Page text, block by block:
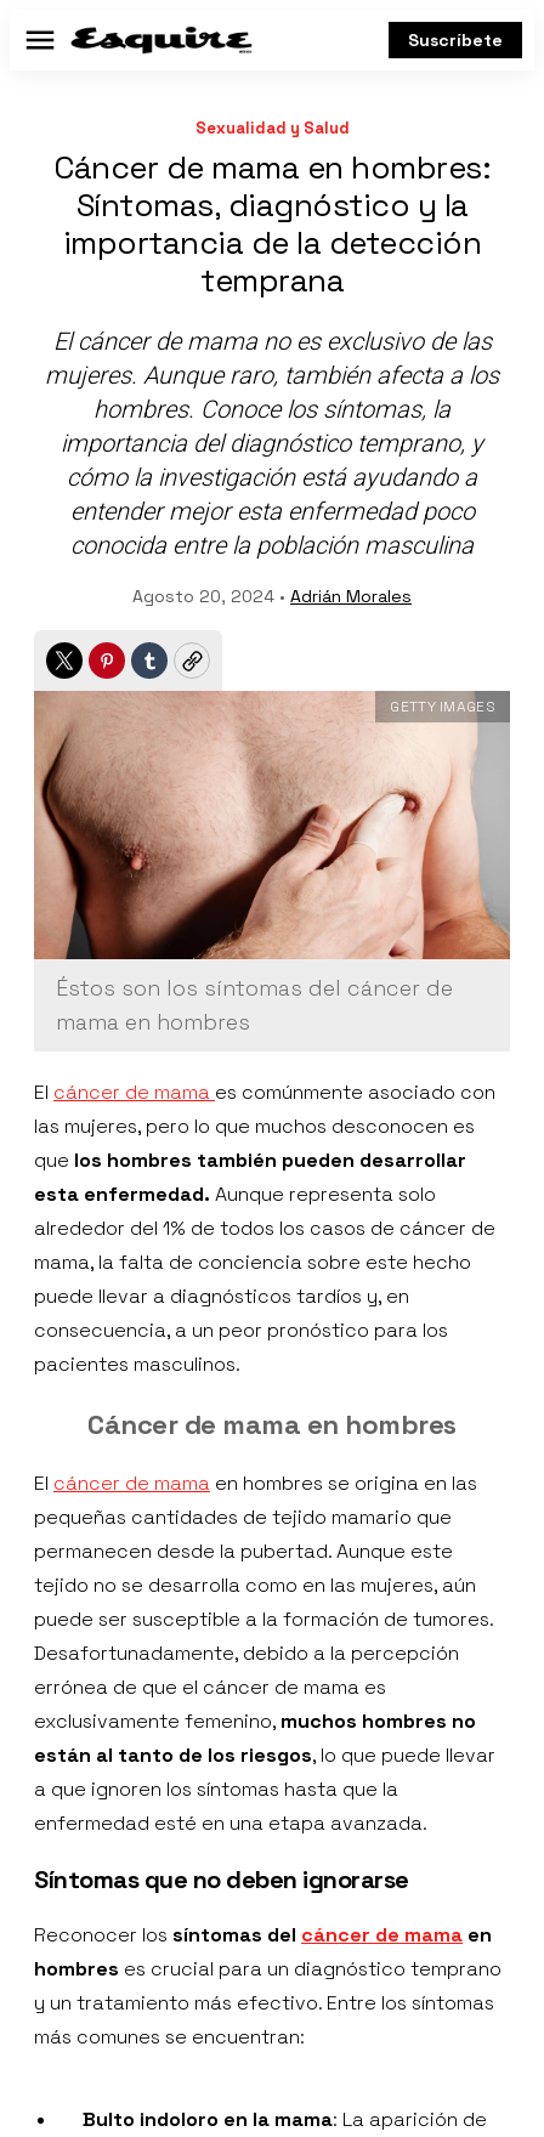
Menú Suscríbete
Sexualidad y Salud
Cáncer de mama en hombres:
Síntomas, diagnóstico y la
importancia de la detección
temprana
El cáncer de mama no es exclusivo de las
mujeres. Aunque raro, también afecta a los
hombres. Conoce los síntomas, la
importancia del diagnóstico temprano, y
cómo la investigación está ayudando a
entender mejor esta enfermedad poco
conocida entre la población masculina
Agosto 20, 2024 • Adrián Morales
TwitterPinterest
TumblrCopy
Éstos son los síntomas del cáncer de
mama en hombres
GETTY IMAGES
El cáncer de mama es comúnmente asociado con
las mujeres, pero lo que muchos desconocen es
que los hombres también pueden desarrollar
esta enfermedad. Aunque representa solo
alrededor del 1% de todos los casos de cáncer de
mama, la falta de conciencia sobre este hecho
puede llevar a diagnósticos tardíos y, en
consecuencia, a un peor pronóstico para los
pacientes masculinos.
Cáncer de mama en hombres
El cáncer de mama en hombres se origina en las
pequeñas cantidades de tejido mamario que
permanecen desde la pubertad. Aunque este
tejido no se desarrolla como en las mujeres, aún
puede ser susceptible a la formación de tumores.
Desafortunadamente, debido a la percepción
errónea de que el cáncer de mama es
exclusivamente femenino, muchos hombres no
están al tanto de los riesgos, lo que puede llevar
a que ignoren los síntomas hasta que la
enfermedad esté en una etapa avanzada.
Síntomas que no deben ignorarse
Reconocer los síntomas del cáncer de mama en
hombres es crucial para un diagnóstico temprano
y un tratamiento más efectivo. Entre los síntomas
más comunes se encuentran:
Bulto indoloro en la mama: La aparición de